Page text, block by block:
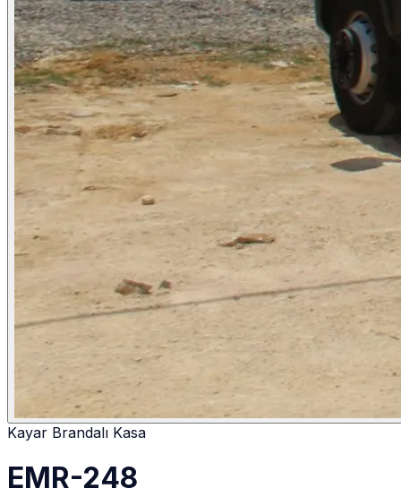
Kayar Brandalı Kasa
EMR-248